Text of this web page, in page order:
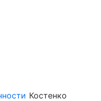
Костенко